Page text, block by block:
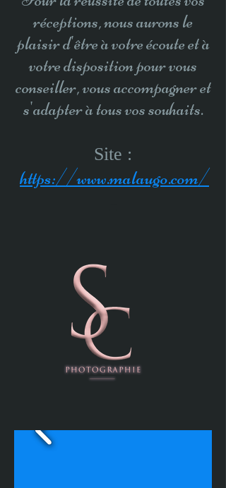
réceptions, nous aurons le
plaisir d'être à votre écoute et à
votre disposition pour vous
conseiller, vous accompagner et
s'adapter à tous vos souhaits.
Site :
https://www.malaugo.com/